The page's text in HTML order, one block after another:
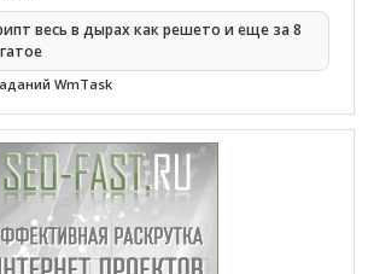
весь в дырах как решето и еще за 8
WmTask